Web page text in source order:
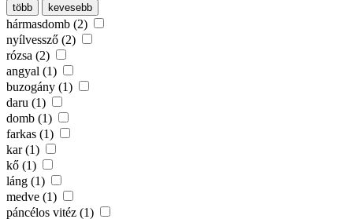
több kevesebb
hármasdomb (2)
nyílvessző (2)
rózsa (2)
angyal (1)
buzogány (1)
daru (1)
domb (1)
farkas (1)
kar (1)
kő (1)
láng (1)
medve (1)
páncélos vitéz (1)